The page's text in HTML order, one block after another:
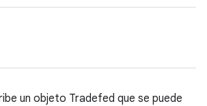
un objeto Tradefed que se puede